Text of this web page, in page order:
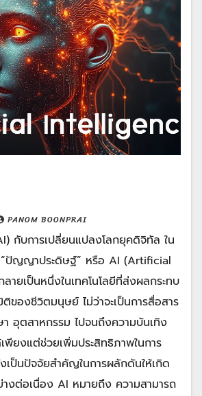
PANOM BOONPRAI
กับการเปลี่ยนแปลงโลกยุคดิจิทัล ใน
“ปัญญาประดิษฐ์” หรือ AI (Artificial
ายเป็นหนึ่งในเทคโนโลยีที่ส่งผลกระทบ
ของชีวิตมนุษย์ ไม่ว่าจะเป็นการสื่อสาร
อุตสาหกรรม ไปจนถึงความบันเทิง
เพียงแต่ช่วยเพิ่มประสิทธิภาพในการ
เป็นปัจจัยสำคัญในการผลักดันให้เกิด
งต่อเนื่อง AI หมายถึง ความสามารถ